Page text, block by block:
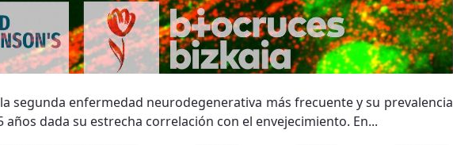
segunda enfermedad neurodegenerativa más frecuente y su prevalencia
dada su estrecha correlación con el envejecimiento. En...